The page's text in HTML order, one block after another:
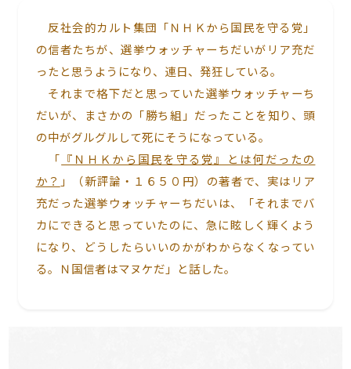
反社会的カルト集団「ＮＨＫから国民を守る党」
の信者たちが、選挙ウォッチャーちだいがリア充だ
ったと思うようになり、連日、発狂している。
それまで格下だと思っていた選挙ウォッチャーち
だいが、まさかの「勝ち組」だったことを知り、頭
の中がグルグルして死にそうになっている。
「 『ＮＨＫから国民を守る党』とは何だったの
か？ 」（新評論・１６５０円）の著者で、実はリア
充だった選挙ウォッチャーちだいは、「それまでバ
カにできると思っていたのに、急に眩しく輝くよう
になり、どうしたらいいのかがわからなくなってい
る。Ｎ国信者はマヌケだ」と話した。